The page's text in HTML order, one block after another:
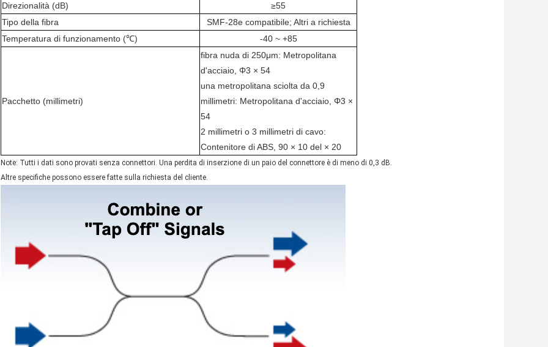
Direzionalità (dB)
≥55
Tipo della fibra
SMF-28e compatibile; Altri a richiesta
Temperatura di funzionamento (℃)
-40 ~ +85
Pacchetto (millimetri)
fibra nuda di 250μm: Metropolitana
d'acciaio, Φ3 × 54
una metropolitana sciolta da 0,9
millimetri: Metropolitana d'acciaio, Φ3 ×
54
2 millimetri o 3 millimetri di cavo:
Contenitore di ABS, 90 × 10 del × 20
Note: Tutti i dati sono provati senza connettori. Una perdita di inserzione di un paio del connettore è di meno di 0,3 dB.
Altre specifiche possono essere fatte sulla richiesta del cliente.